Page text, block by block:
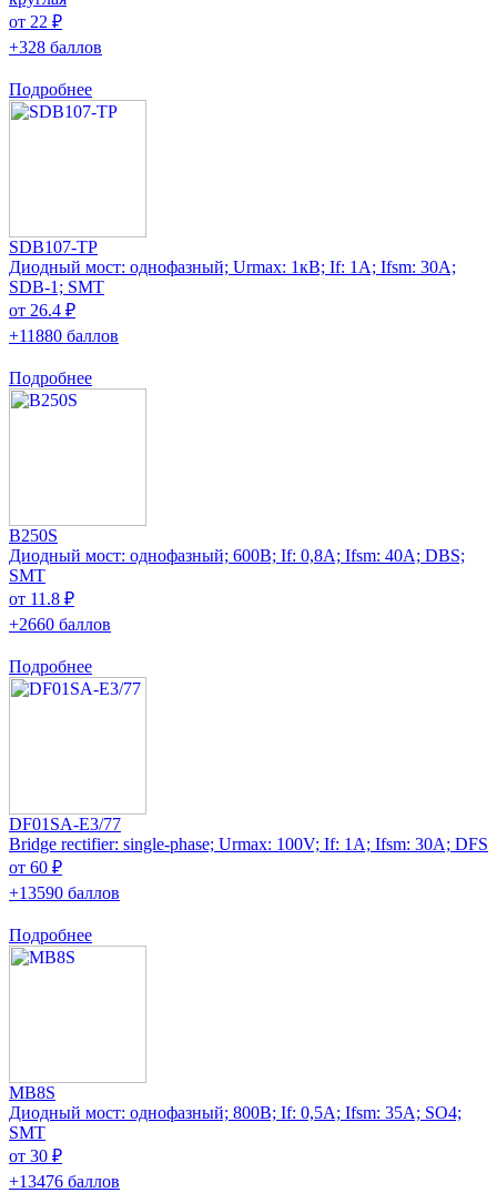
от 22 ₽
+328 баллов
Подробнее
SDB107-TP
Диодный мост: однофазный; Urmax: 1кВ; If: 1А; Ifsm: 30А;
SDB-1; SMT
от 26.4 ₽
+11880 баллов
Подробнее
B250S
Диодный мост: однофазный; 600В; If: 0,8А; Ifsm: 40А; DBS;
SMT
от 11.8 ₽
+2660 баллов
Подробнее
DF01SA-E3/77
Bridge rectifier: single-phase; Urmax: 100V; If: 1A; Ifsm: 30A; DFS
от 60 ₽
+13590 баллов
Подробнее
MB8S
Диодный мост: однофазный; 800В; If: 0,5А; Ifsm: 35А; SO4;
SMT
от 30 ₽
+13476 баллов